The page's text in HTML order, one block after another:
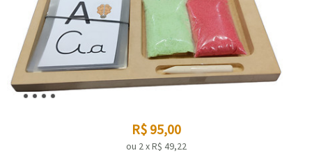
R$ 95,00
ou 2xR$ 49,22